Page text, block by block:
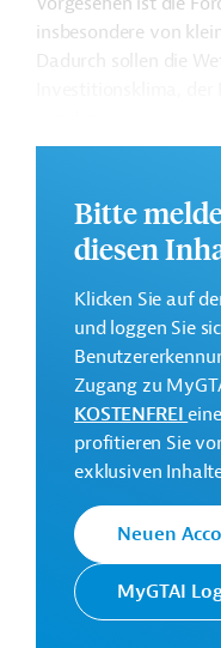
insbesondere von
Dadurch sollen die
GTAI informiert über
Regularien und
Geschäftsanbahnung.
Geberbeitrag:
1 Million US-Dollar
Asiatische
Entwicklungsbank
Bitte
diesen
Klicken Sie auf
und loggen Sie
Zugang zu
KOSTENFREI
profitieren Sie
exklusiven
Neuen
MyGTAI